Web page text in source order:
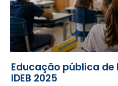
Educação pública
IDEB 2025